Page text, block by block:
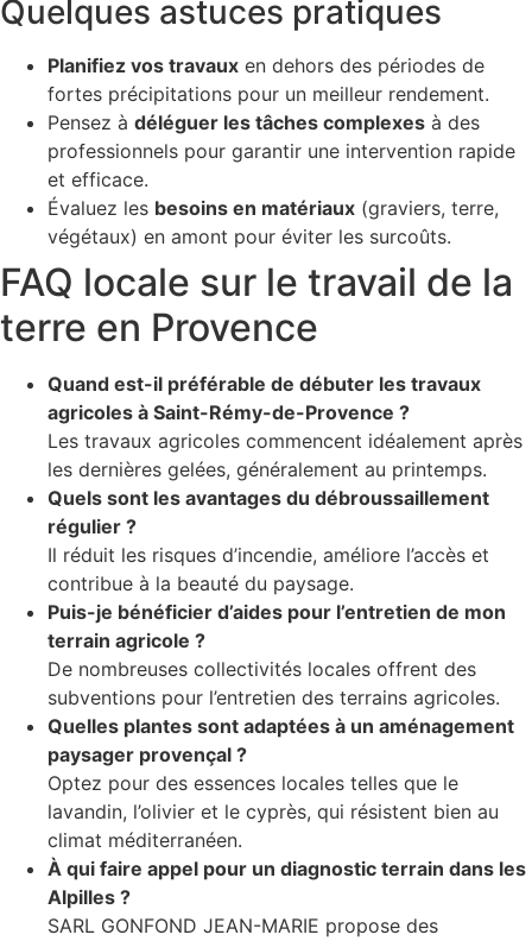
Quelques astuces pratiques
Planifiez vos travaux en dehors des périodes de
fortes précipitations pour un meilleur rendement.
Pensez à déléguer les tâches complexes à des
professionnels pour garantir une intervention rapide
et efficace.
Évaluez les besoins en matériaux (graviers, terre,
végétaux) en amont pour éviter les surcoûts.
FAQ locale sur le travail de la
terre en Provence
Quand est-il préférable de débuter les travaux
agricoles à Saint-Rémy-de-Provence ?
Les travaux agricoles commencent idéalement après
les dernières gelées, généralement au printemps.
Quels sont les avantages du débroussaillement
régulier ?
Il réduit les risques d’incendie, améliore l’accès et
contribue à la beauté du paysage.
Puis-je bénéficier d’aides pour l’entretien de mon
terrain agricole ?
De nombreuses collectivités locales offrent des
subventions pour l’entretien des terrains agricoles.
Quelles plantes sont adaptées à un aménagement
paysager provençal ?
Optez pour des essences locales telles que le
lavandin, l’olivier et le cyprès, qui résistent bien au
climat méditerranéen.
À qui faire appel pour un diagnostic terrain dans les
Alpilles ?
SARL GONFOND JEAN-MARIE propose des